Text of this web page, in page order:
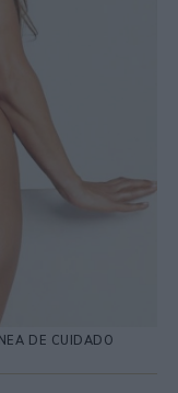
DE CUIDADO